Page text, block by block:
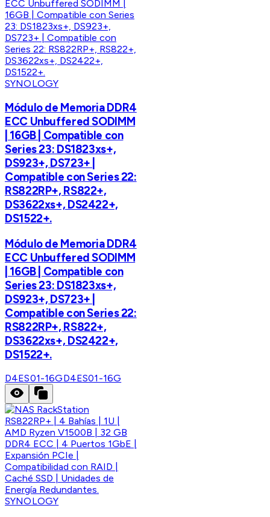
SYNOLOGY
Módulo de Memoria DDR4
ECC Unbuffered SODIMM
| 16GB | Compatible con
Series 23: DS1823xs+,
DS923+, DS723+ |
Compatible con Series 22:
RS822RP+, RS822+,
DS3622xs+, DS2422+,
DS1522+.
Módulo de Memoria DDR4
ECC Unbuffered SODIMM
| 16GB | Compatible con
Series 23: DS1823xs+,
DS923+, DS723+ |
Compatible con Series 22:
RS822RP+, RS822+,
DS3622xs+, DS2422+,
DS1522+.
D4ES01-16GD4ES01-16G
SYNOLOGY